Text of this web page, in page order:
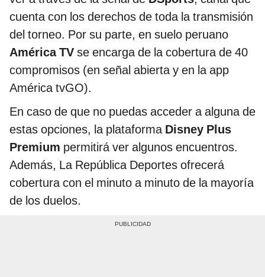
cuenta con los derechos de toda la transmisión
del torneo. Por su parte, en suelo peruano
América TV se encarga de la cobertura de 40
compromisos (en señal abierta y en la app
América tvGO).
En caso de que no puedas acceder a alguna de
estas opciones, la plataforma Disney Plus
Premium permitirá ver algunos encuentros.
Además, La República Deportes ofrecerá
cobertura con el minuto a minuto de la mayoría
de los duelos.